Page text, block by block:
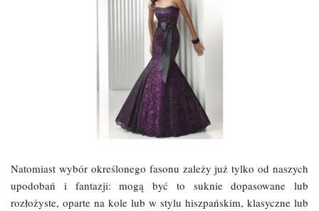
Natomiast wybór określonego fasonu zależy już tylko od naszych
upodobań i fantazji: mogą być to suknie dopasowane lub
rozłożyste, oparte na kole lub w stylu hiszpańskim, klasyczne lub